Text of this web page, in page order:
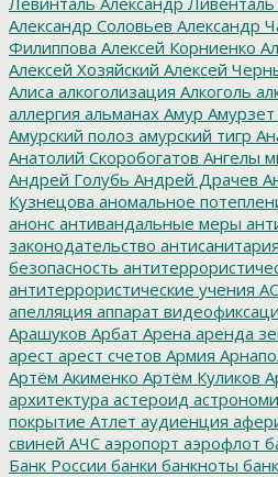
Александр Соловьев Александр
Филиппова Алексей Корниенко
Алексей Хозяйский Алексей
Алиса алкоголизация Алкоголь
аллергия альманах Амур Амурзет
Амурский полоз амурский тигр
Анатолий Скоробогатов Ангелы
Андрей Голубь Андрей Драчев
Кузнецова аномальное
анонс антивандальные меры
законодательство антисанитария
безопасность
антитеррористические учения
апелляция аппарат
Арашуков Арбат Арена аренда
арест арест счетов Армия
Артём Акименко Артём Куликов
архитектура астероид
покрытие Атлет аудиенция
свиней АЧС аэропорт аэрофлот
Банк России банки банкноты